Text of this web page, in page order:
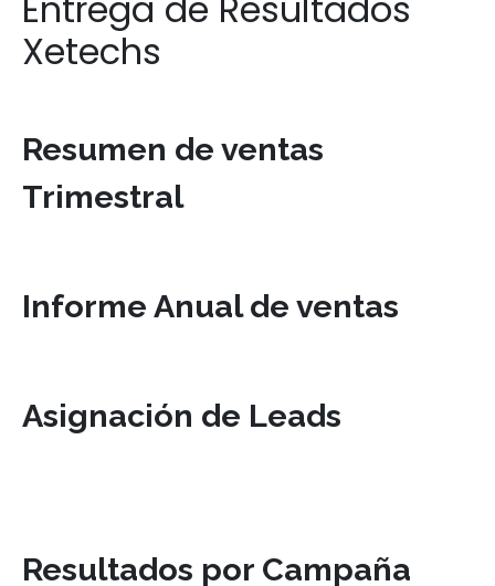
Xetechs
Resumen de ventas
Trimestral
Informe Anual de ventas
Asignación de Leads
Resultados por Campaña